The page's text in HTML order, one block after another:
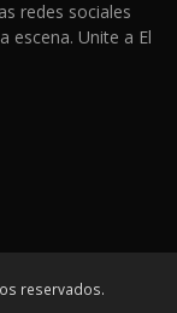
redes sociales
escena. Unite a El
reservados.